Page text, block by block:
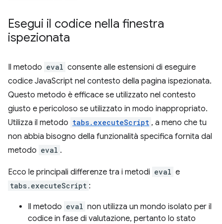
Esegui il codice nella finestra
ispezionata
Il metodo eval consente alle estensioni di eseguire
codice JavaScript nel contesto della pagina ispezionata.
Questo metodo è efficace se utilizzato nel contesto
giusto e pericoloso se utilizzato in modo inappropriato.
Utilizza il metodo tabs.executeScript , a meno che tu
non abbia bisogno della funzionalità specifica fornita dal
metodo eval .
Ecco le principali differenze tra i metodi eval e
tabs.executeScript :
Il metodo eval non utilizza un mondo isolato per il
codice in fase di valutazione, pertanto lo stato